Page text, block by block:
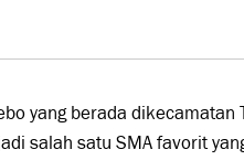
yang berada
salah satu SMA favorit